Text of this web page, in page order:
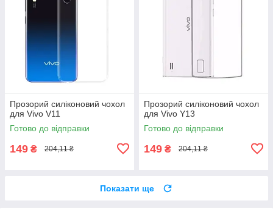
Прозорий силіконовий чохол
для Vivo V11
Готово до відправки
149 ₴ 204,11 ₴
Прозорий силіконовий чохол
для Vivo Y13
Готово до відправки
149 ₴ 204,11 ₴
Показати ще